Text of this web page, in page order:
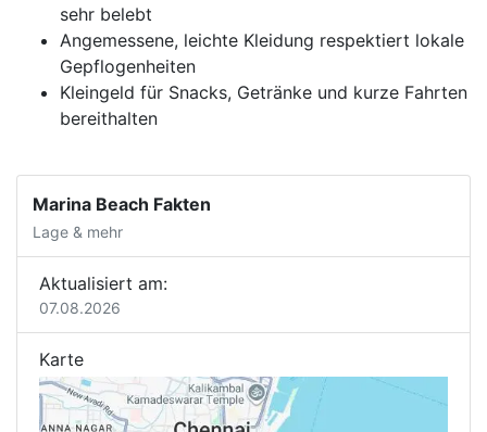
sehr belebt
Angemessene, leichte Kleidung respektiert lokale
Gepflogenheiten
Kleingeld für Snacks, Getränke und kurze Fahrten
bereithalten
Marina Beach Fakten
Lage & mehr
Aktualisiert am:
07.08.2026
Karte